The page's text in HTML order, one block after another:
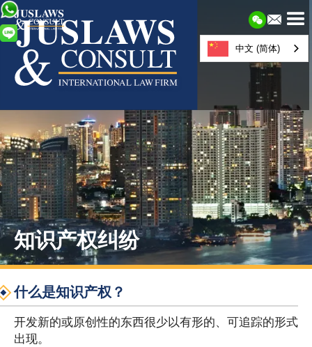
知识产权纠纷
什么是知识产权？
开发新的或原创性的东西很少以有形的、可追踪的形式
出现。
中文 (简体)